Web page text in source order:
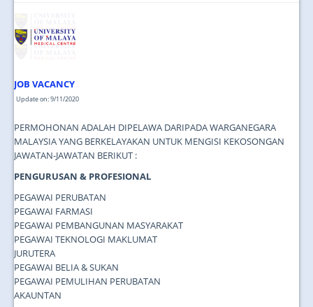
JOB VACANCY
Update on: 9/11/2020
PERMOHONAN ADALAH DIPELAWA DARIPADA WARGANEGARA
MALAYSIA YANG BERKELAYAKAN UNTUK MENGISI KEKOSONGAN
JAWATAN-JAWATAN BERIKUT :
PENGURUSAN & PROFESIONAL
PEGAWAI PERUBATAN
PEGAWAI FARMASI
PEGAWAI PEMBANGUNAN MASYARAKAT
PEGAWAI TEKNOLOGI MAKLUMAT
JURUTERA
PEGAWAI BELIA & SUKAN
PEGAWAI PEMULIHAN PERUBATAN
AKAUNTAN